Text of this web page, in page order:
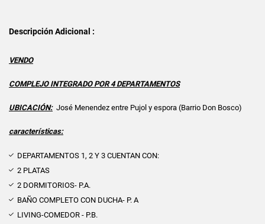
Descripción Adicional :
VENDO
COMPLEJO INTEGRADO POR 4 DEPARTAMENTOS
UBICACIÓN:José Menendez entre Pujol y espora (Barrio Don Bosco)
características:
DEPARTAMENTOS 1, 2 Y 3 CUENTAN CON:
2 PLATAS
2 DORMITORIOS- P.A.
BAÑO COMPLETO CON DUCHA- P. A
LIVING-COMEDOR - P.B.